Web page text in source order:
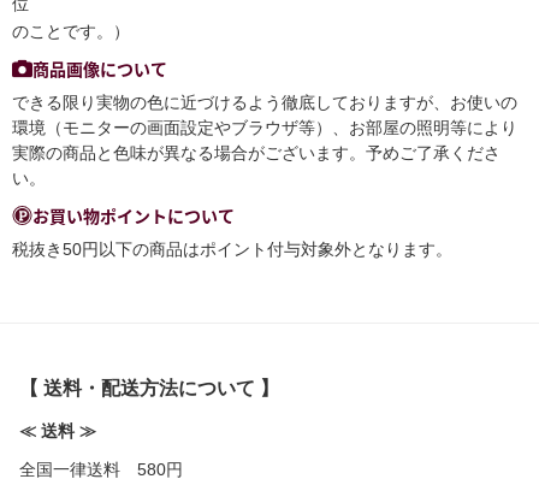
のことです。）
商品画像について
できる限り実物の色に近づけるよう徹底しておりますが、お使いの
環境（モニターの画面設定やブラウザ等）、お部屋の照明等により
実際の商品と色味が異なる場合がございます。予めご了承くださ
い。
お買い物ポイントについて
税抜き50円以下の商品はポイント付与対象外となります。
【 送料・配送方法について 】
≪ 送料 ≫
全国一律送料 580円